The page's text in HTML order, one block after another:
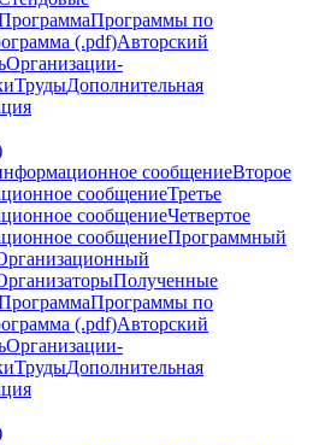
Программы по
(.pdf)Авторский
Организации-
ТрудыДополнительная
сообщениеВторое
сообщениеТретье
сообщениеЧетвертое
сообщениеПрограммный
Полученные
Программы по
(.pdf)Авторский
Организации-
ТрудыДополнительная